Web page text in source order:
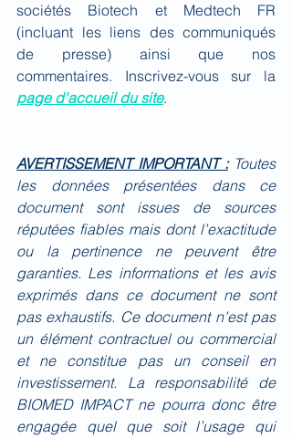
sociétés Biotech et Medtech FR
(incluant les liens des communiqués
de presse) ainsi que nos
page d'accueil du site.
AVERTISSEMENT IMPORTANT : Toutes
les données présentées dans ce
document sont issues de sources
réputées fiables mais dont l’exactitude
ou la pertinence ne peuvent être
garanties. Les informations et les avis
exprimés dans ce document ne sont
pas exhaustifs. Ce document n’est pas
un élément contractuel ou commercial
et ne constitue pas un conseil en
investissement. La responsabilité de
BIOMED IMPACT ne pourra donc être
engagée quel que soit l’usage qui